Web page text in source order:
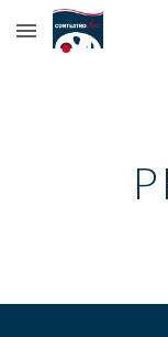
Skip to main content